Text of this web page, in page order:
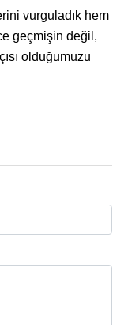
vurguladık hem
geçmişin değil,
olduğumuzu